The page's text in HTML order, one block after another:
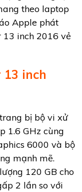
theo laptop
Apple phát
13 inch 2016 vẻ
inch
bị bộ vi xử
1.6 GHz cùng
6000 và bộ
mạnh mẽ.
120 GB cho
2 lần so với